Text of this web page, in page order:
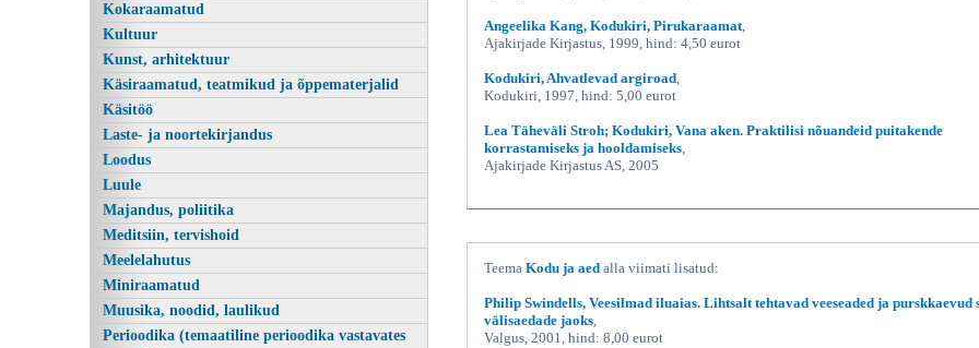
Kokaraamatud
Kultuur
Kunst, arhitektuur
Käsiraamatud, teatmikud ja õppematerjalid
Käsitöö
Laste- ja noortekirjandus
Loodus
Luule
Majandus, poliitika
Meditsiin, tervishoid
Meelelahutus
Miniraamatud
Muusika, noodid, laulikud
Perioodika (temaatiline perioodika vastavates
Angeelika Kang, Kodukiri, Pirukaraamat
Ajakirjade Kirjastus, 1999, hind: 4,50 eurot
Kodukiri, Ahvatlevad argiroad
Kodukiri, 1997, hind: 5,00 eurot
Lea Täheväli Stroh; Kodukiri, Vana aken. Praktilisi nõuandeid puitakende
korrastamiseks ja hooldamiseks
Ajakirjade Kirjastus AS, 2005
Teema Kodu ja aed alla viimati lisatud:
Philip Swindells, Veesilmad iluaias. Lihtsalt tehtavad veeseaded ja purskkaevud
välisaedade jaoks
Valgus, 2001, hind: 8,00 eurot